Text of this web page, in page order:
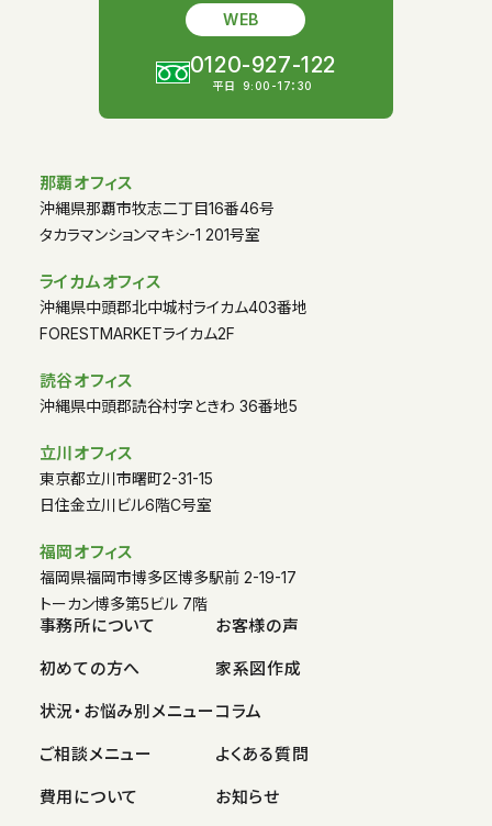
WEB
0120-927-122
平日 9:00-17：30
那覇オフィス
沖縄県那覇市牧志二丁目16番46号
タカラマンションマキシ-1 201号室
ライカムオフィス
沖縄県中頭郡北中城村ライカム403番地
FORESTMARKETライカム2F
読谷オフィス
沖縄県中頭郡読谷村字ときわ 36番地5
立川オフィス
東京都立川市曙町2-31-15
日住金立川ビル6階C号室
福岡オフィス
福岡県福岡市博多区博多駅前 2-19-17
トーカン博多第5ビル 7階
事務所について
初めての方へ
状況・お悩み別メニュー
ご相談メニュー
費用について
お客様の声
家系図作成
コラム
よくある質問
お知らせ